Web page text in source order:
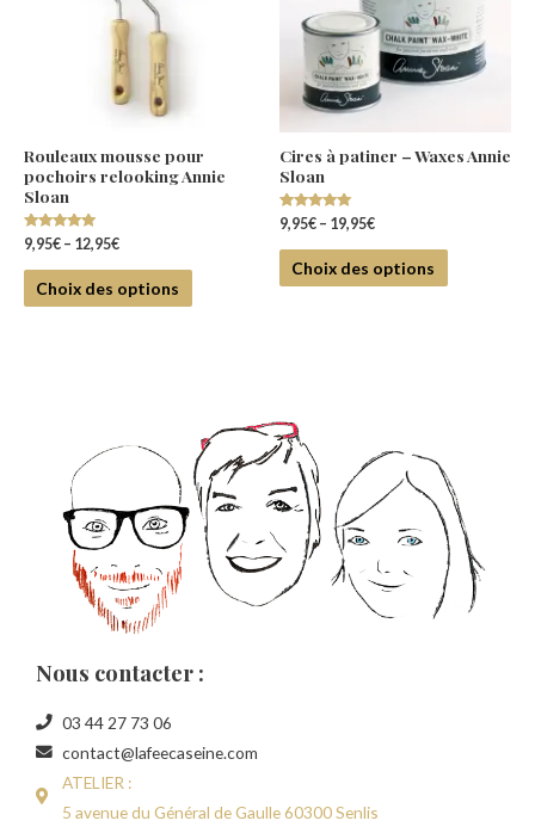
Rouleaux mousse pour
pochoirs relooking Annie
Sloan
Note
5.00
sur 5
9,95€ – 12,95€
Choix des options
Cires à patiner – Waxes Annie
Sloan
Note
4.88
sur 5
9,95€ – 19,95€
Choix des options
Nous contacter :
03 44 27 73 06
contact@lafeecaseine.com
ATELIER :
5 avenue du Général de Gaulle 60300 Senlis